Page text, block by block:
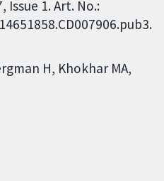
Issue 1. Art. No.:
H Khokhar MA